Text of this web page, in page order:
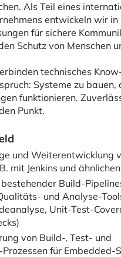
Als Teil eines
entwickeln wir in
für sichere
Schutz von Menschen
technisches
Systeme zu bauen,
funktionieren.
Punkt.
und Weiterentwicklung
mit Jenkins und
Build-
und Analyse-
Unit-Test-
von Build-, Test- und
für Embedded-